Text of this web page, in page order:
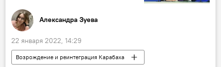
Александра Зуева
22 января 2022, 14:29
Возрождение и реинтеграция Карабаха